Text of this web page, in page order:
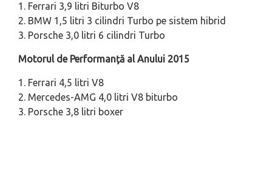
1. Ferrari 3,9 litri Biturbo V8
2. BMW 1,5 litri 3 cilindri Turbo pe sistem hibrid
3. Porsche 3,0 litri 6 cilindri Turbo
Motorul de Performanță al Anului 2015
1. Ferrari 4,5 litri V8
2. Mercedes-AMG 4,0 litri V8 biturbo
3. Porsche 3,8 litri boxer